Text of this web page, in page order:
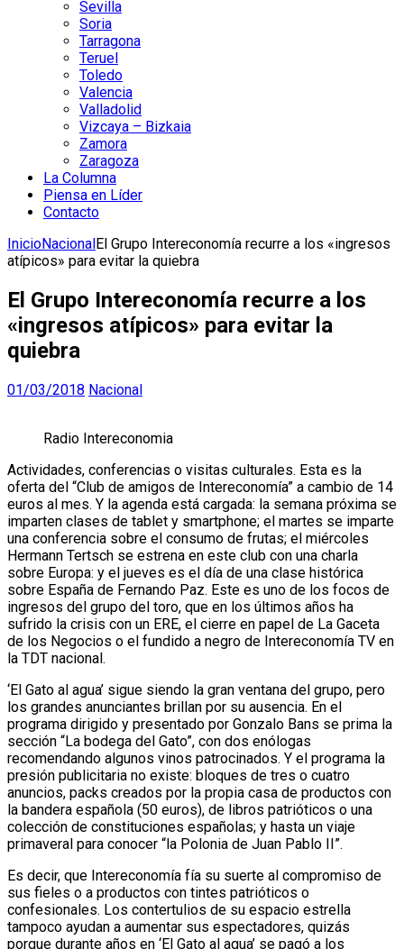
Sevilla
Soria
Tarragona
Teruel
Toledo
Valencia
Valladolid
Vizcaya – Bizkaia
Zamora
Zaragoza
La Columna
Piensa en Líder
Contacto
InicioNacionalEl Grupo Intereconomía recurre a los «ingresos
atípicos» para evitar la quiebra
El Grupo Intereconomía recurre a los
«ingresos atípicos» para evitar la
quiebra
01/03/2018 Nacional
Radio Intereconomia
Actividades, conferencias o visitas culturales. Esta es la
oferta del “Club de amigos de Intereconomía” a cambio de 14
euros al mes. Y la agenda está cargada: la semana próxima se
imparten clases de tablet y smartphone; el martes se imparte
una conferencia sobre el consumo de frutas; el miércoles
Hermann Tertsch se estrena en este club con una charla
sobre Europa: y el jueves es el día de una clase histórica
sobre España de Fernando Paz. Este es uno de los focos de
ingresos del grupo del toro, que en los últimos años ha
sufrido la crisis con un ERE, el cierre en papel de La Gaceta
de los Negocios o el fundido a negro de Intereconomía TV en
la TDT nacional.
‘El Gato al agua’ sigue siendo la gran ventana del grupo, pero
los grandes anunciantes brillan por su ausencia. En el
programa dirigido y presentado por Gonzalo Bans se prima la
sección “La bodega del Gato”, con dos enólogas
recomendando algunos vinos patrocinados. Y el programa la
presión publicitaria no existe: bloques de tres o cuatro
anuncios, packs creados por la propia casa de productos con
la bandera española (50 euros), de libros patrióticos o una
colección de constituciones españolas; y hasta un viaje
primaveral para conocer “la Polonia de Juan Pablo II”.
Es decir, que Intereconomía fía su suerte al compromiso de
sus fieles o a productos con tintes patrióticos o
confesionales. Los contertulios de su espacio estrella
tampoco ayudan a aumentar sus espectadores, quizás
porque durante años en ‘El Gato al agua’ se pagó a los